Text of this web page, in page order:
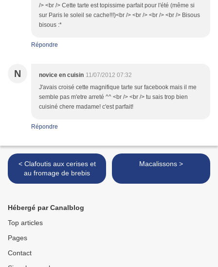
/> <br /> Cette tarte est topissime parfait pour l'été (même si
sur Paris le soleil se cache!!!)<br /> <br /> <br /> <br /> Bisous
bisous :*
Répondre
N novice en cuisin 11/07/2012 07:32
J'avais croisé cette magnifique tarte sur facebook mais il me
semble pas m'etre arreté ^^ <br /> <br /> tu sais trop bien
cuisiné chere madame! c'est parfait!
Répondre
< Clafoutis aux cerises et
au fromage de brebis
Macalissons >
Hébergé par Canalblog
Top articles
Pages
Contact